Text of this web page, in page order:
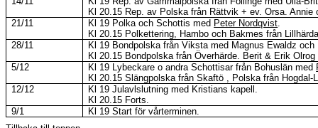
Kl 20.15 Rep. av Polska från Rättvik + ev. Orsa. Annie
21/11
Kl 19 Polka och Schottis med Peter Nordqvist.
Kl 20.15 Polkettering, Hambo och Bakmes från
28/11
Kl 19 Bondpolska frånVikstamed Magnus Ewaldz och
Kl 20.15 Bondpolska frånÖverhärde. Berit & Erik
5/12
Kl 19 Lybeckare o andraSchottisarfrån Bohuslän med
Kl 20.15 Slängpolska frånSkaftö , Polska från Hogdal-
12/12
Kl 19Julavlslutning med Kristians kapell.
Kl 20.15 Forts.
9/1
Kl 19 Start för vårterminen.